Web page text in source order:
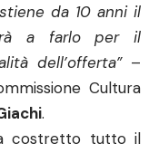
da 10 anni il
a farlo per il
dell’offerta”–
Cultura
.
costretto tutto il